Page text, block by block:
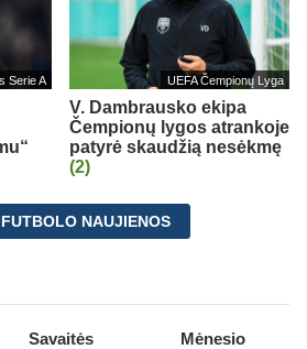
Serie A UEFA Čempionų Lyga
V. Dambrausko ekipa
Čempionų lygos atrankoje
patyrė skaudžią nesėkmę
(2)
NAUJIENOS
Savaitės Mėnesio